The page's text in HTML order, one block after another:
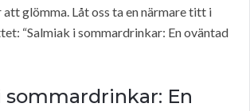
glömma. Låt oss ta en närmare titt i
“Salmiak i sommardrinkar: En oväntad
sommardrinkar: En